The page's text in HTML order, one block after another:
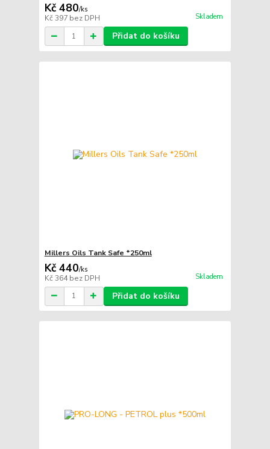
Kč 480/ks
Kč 397 bez DPH Skladem
Přidat do košíku
Millers Oils Tank Safe *250ml
Kč 440/ks
Kč 364bez DPH Skladem
Přidat do košíku